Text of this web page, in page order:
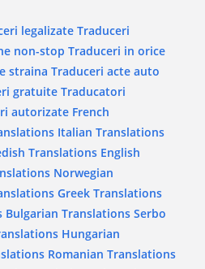
legalizate Traduceri
non-stop Traduceri in orice
straina Traduceri acte auto
gratuite Traducatori
autorizate French
Italian Translations
Translations English
Norwegian
Greek Translations
Bulgarian Translations Serbo
Hungarian
Romanian Translations